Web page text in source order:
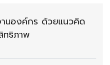
นองค์กร ด้วยแนวคิด
ทธิภาพ